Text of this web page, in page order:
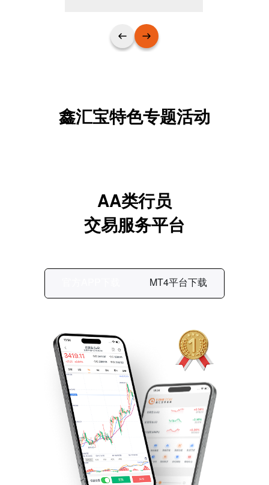
鑫汇宝特色专题活动
AA类行员
交易服务平台
MT4平台下载